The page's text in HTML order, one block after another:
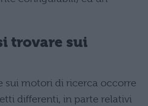
trovare sui
sui motori di ricerca occorre
differenti, in parte relativi